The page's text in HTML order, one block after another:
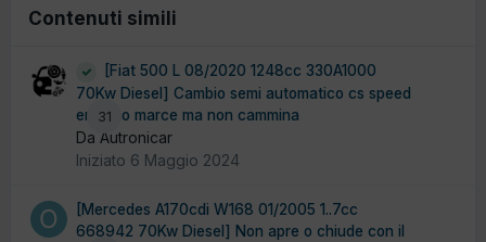
Contenuti simili
31
[Fiat 500 L 08/2020 1248cc 330A1000
70Kw Diesel] Cambio semi automatico cs speed
entrano marce ma non cammina
Da Autronicar
Iniziato 6 Maggio 2024
[Mercedes A170cdi W168 01/2005 1..7cc
668942 70Kw Diesel] Non apre o chiude con il